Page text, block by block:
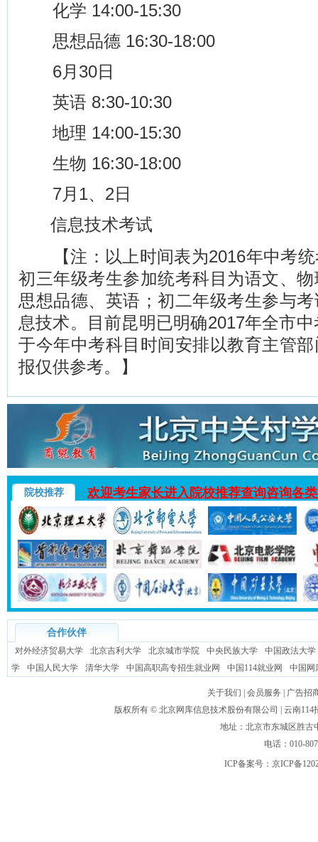
化学 14:00-15:30
思想品德 16:30-18:00
6月30日
英语 8:30-10:30
地理 14:00-15:30
生物 16:30-18:00
7月1、2日
信息技术考试
【注：以上时间表为2016年中考统
初三年级考生参加统考科目为语文、
思想品德、英语；初二年级考生参与
息技术。目前昆明已明确2017年全市
于今年中考科目时间安排以教育主管
报仅供参考。】
院校推荐 欢迎考生家长进入院校推荐查询咨询各
合作伙伴
对外经济贸易大学 北京吉利大学 北京城市学院 中央民族大学
中国政法大学
学
中国人民大学 清华大学 中国高职高专招生就业网 中国114就业网 中国网
关于我们 会员服务
广告招
版权所有 © 北京网库信息技术股份有限公司
| 云南
地址：北京市东城区胜
电话：010-
ICP备案号： 京ICP备